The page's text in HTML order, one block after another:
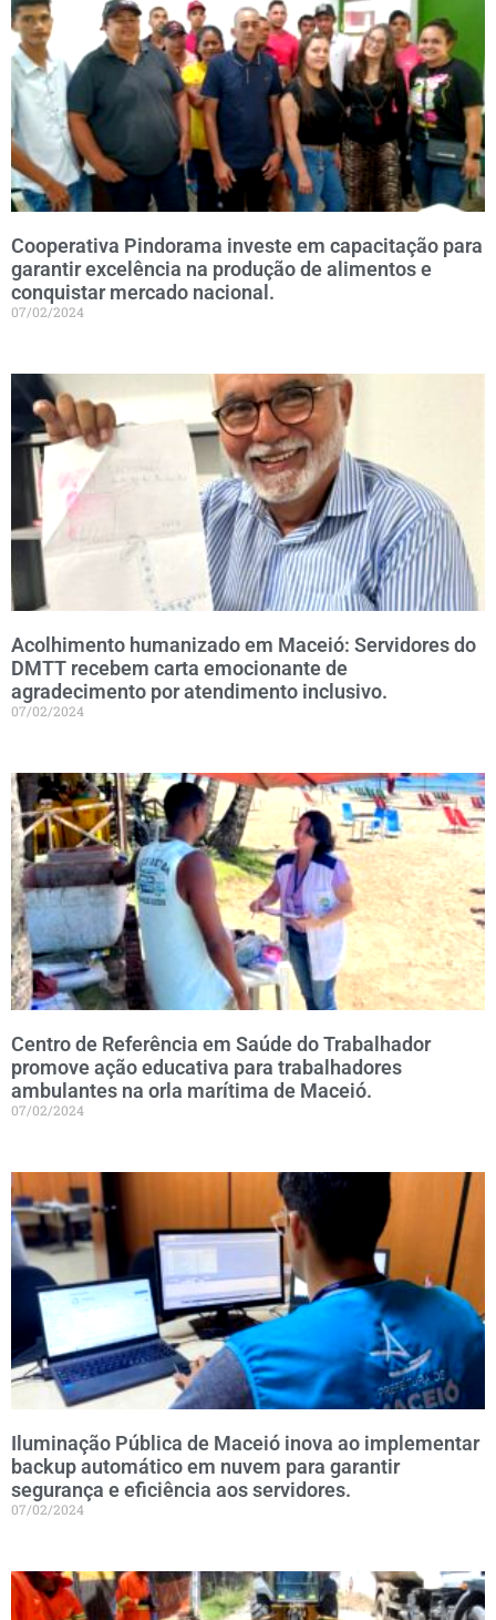
Cooperativa Pindorama investe em capacitação para
garantir excelência na produção de alimentos e
conquistar mercado nacional.
07/02/2024
Acolhimento humanizado em Maceió: Servidores do
DMTT recebem carta emocionante de
agradecimento por atendimento inclusivo.
07/02/2024
Centro de Referência em Saúde do Trabalhador
promove ação educativa para trabalhadores
ambulantes na orla marítima de Maceió.
07/02/2024
Iluminação Pública de Maceió inova ao implementar
backup automático em nuvem para garantir
segurança e eficiência aos servidores.
07/02/2024